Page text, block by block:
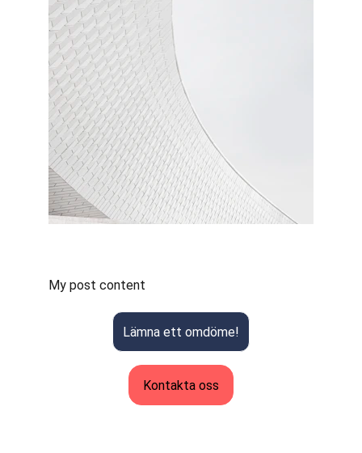
My post content
Kontakta oss
Lämna ett omdöme!